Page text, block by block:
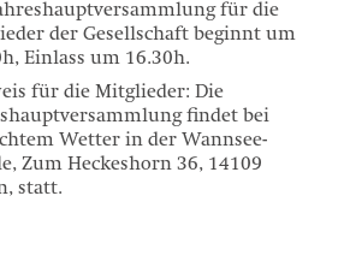
für die
der Gesellschaft beginnt um
Einlass um 16.30h.
für die Mitglieder: Die
findet bei
Wetter in der Wannsee-
Zum Heckeshorn 36, 14109
statt.